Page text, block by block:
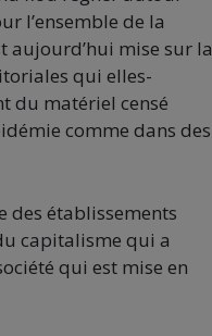
l’ensemble de la
aujourd’hui mise sur la
qui elles-
du matériel censé
comme dans des
des établissements
capitalisme qui a
qui est mise en